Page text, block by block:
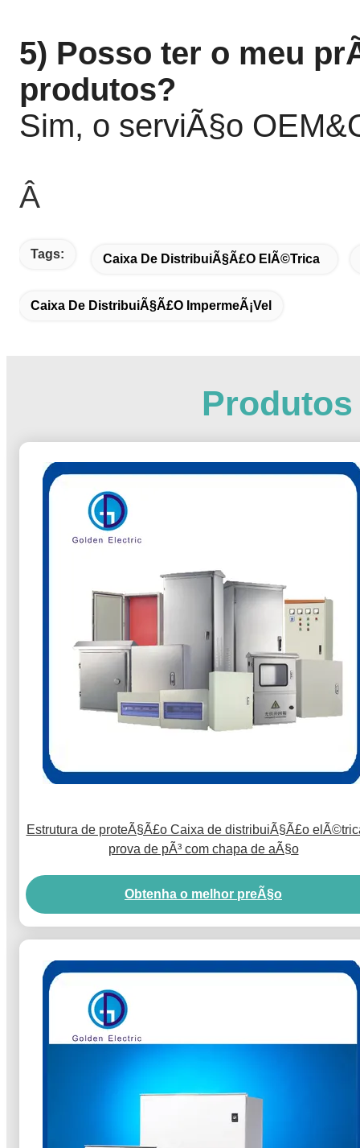
5) Posso ter o meu
produtos?
Sim, o serviÃ§o
Â
Tags: Caixa De DistribuiÃ§Ã£o ElÃ©trica
Caixa De DistribuiÃ§Ã£o ImpermeÃ¡vel
Estrutura de proteÃ§Ã£o Caixa de distribuiÃ§Ã£o
prova de pÃ³ com chapa de aÃ§o
Obtenha o melhor preÃ§o